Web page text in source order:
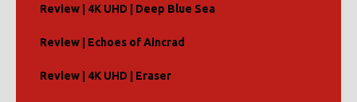
Review | 4K UHD | Deep Blue Sea
Review | Echoes of Aincrad
Review | 4K UHD | Eraser